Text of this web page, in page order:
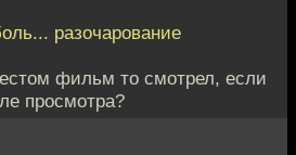
разочарование
фильм то смотрел, если
просмотра?